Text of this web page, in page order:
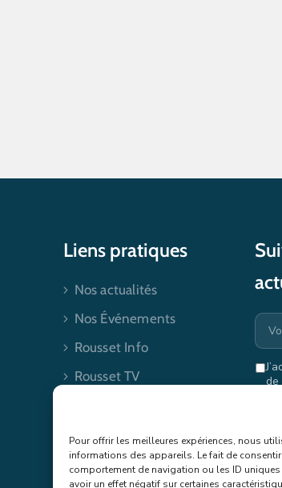
Pour offrir les meilleures expériences, nous
informations des appareils. Le fait de
comportement de navigation ou les ID
avoir un effet négatif sur certaines
Liens pratiques
Nos actualités
Nos Événements
Rousset Info
Rousset TV